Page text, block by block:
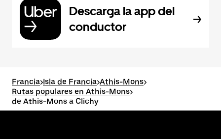
Descarga la app del
conductor
Francia>Isla de Francia>Athis-Mons>
Rutas populares en Athis-Mons>
de Athis-Mons a Clichy